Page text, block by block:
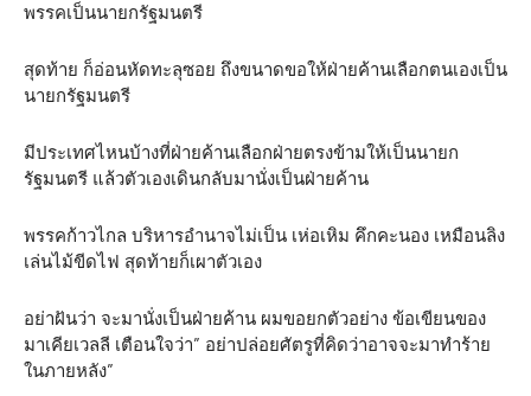
พรรคเป็นนายกรัฐมนตรี
สุดท้าย ก็อ่อนหัดทะลุซอย ถึงขนาดขอให้ฝ่ายค้านเลือกตนเองเป็น
นายกรัฐมนตรี
มีประเทศไหนบ้างที่ฝ่ายค้านเลือกฝ่ายตรงข้ามให้เป็นนายก
รัฐมนตรี แล้วตัวเองเดินกลับมานั่งเป็นฝ่ายค้าน
พรรคก้าวไกล บริหารอำนาจไม่เป็น เห่อเหิม คึกคะนอง เหมือนลิง
เล่นไม้ขีดไฟ สุดท้ายก็เผาตัวเอง
อย่าฝันว่า จะมานั่งเป็นฝ่ายค้าน ผมขอยกตัวอย่าง ข้อเขียนของ
มาเคียเวลลี เตือนใจว่า” อย่าปล่อยศัตรูที่คิดว่าอาจจะมาทำร้าย
ในภายหลัง”